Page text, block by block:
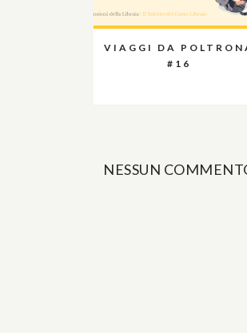
VIAGGI DA
#16
NESSUN